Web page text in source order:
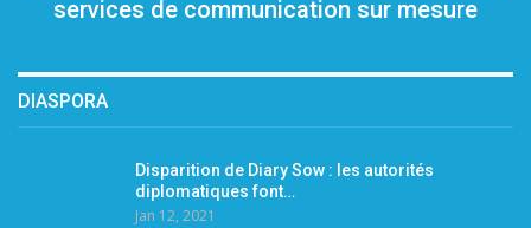
services de communication sur mesure
DIASPORA
Disparition de Diary Sow : les autorités
diplomatiques font…
Jan 12, 2021